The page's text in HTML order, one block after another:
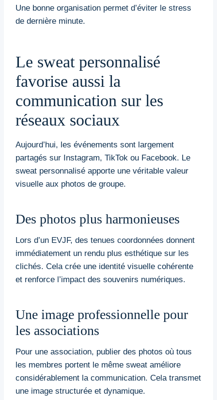
Une bonne organisation permet d’éviter le stress
de dernière minute.
Le sweat personnalisé
favorise aussi la
communication sur les
réseaux sociaux
Aujourd’hui, les événements sont largement
partagés sur Instagram, TikTok ou Facebook. Le
sweat personnalisé apporte une véritable valeur
visuelle aux photos de groupe.
Des photos plus harmonieuses
Lors d’un EVJF, des tenues coordonnées donnent
immédiatement un rendu plus esthétique sur les
clichés. Cela crée une identité visuelle cohérente
et renforce l’impact des souvenirs numériques.
Une image professionnelle pour
les associations
Pour une association, publier des photos où tous
les membres portent le même sweat améliore
considérablement la communication. Cela transmet
une image structurée et dynamique.